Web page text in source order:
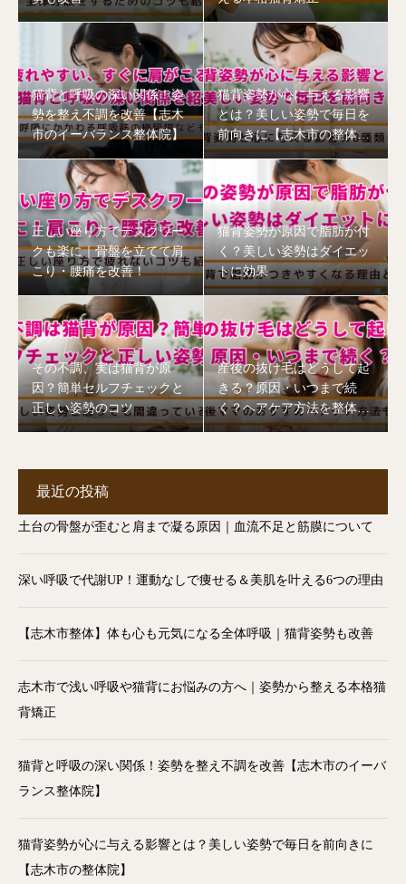
猫背と呼吸の深い関係！姿
勢を整え不調を改善【志木
市のイーバランス整体院】
猫背姿勢が心に与える影響
とは？美しい姿勢で毎日を
前向きに【志木市の整体
院】
正しい座り方でデスクワー
クも楽に｜骨盤を立てて肩
こり・腰痛を改善！
猫背姿勢が原因で脂肪が付
く？美しい姿勢はダイエッ
トに効果
その不調、実は猫背が原
因？簡単セルフチェックと
正しい姿勢のコツ
産後の抜け毛はどうして起
きる？原因・いつまで続
く？ヘアケア方法を整体師
が解説【志木市】
最近の投稿
土台の骨盤が歪むと肩まで凝る原因｜血流不足と筋膜について
深い呼吸で代謝UP！運動なしで痩せる＆美肌を叶える6つの理由
【志木市整体】体も心も元気になる全体呼吸｜猫背姿勢も改善
志木市で浅い呼吸や猫背にお悩みの方へ｜姿勢から整える本格猫
背矯正
猫背と呼吸の深い関係！姿勢を整え不調を改善【志木市のイーバ
ランス整体院】
猫背姿勢が心に与える影響とは？美しい姿勢で毎日を前向きに
【志木市の整体院】